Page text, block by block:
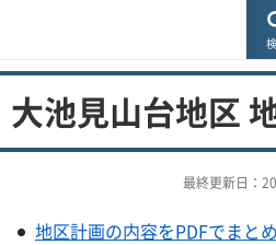
大池見山台地区
最終更新日：
地区計画の内容をPDFでまと